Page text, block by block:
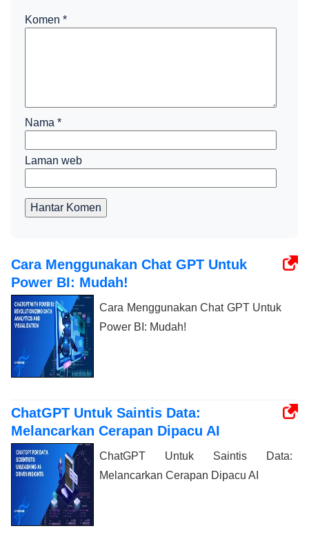
Komen *
Nama *
Laman web
Hantar Komen
Cara Menggunakan Chat GPT Untuk
Power BI: Mudah!
Cara Menggunakan Chat GPT Untuk
Power BI: Mudah!
ChatGPT Untuk Saintis Data:
Melancarkan Cerapan Dipacu AI
ChatGPT Untuk Saintis Data:
Melancarkan Cerapan Dipacu AI